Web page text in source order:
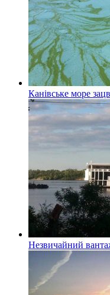
Канівське море
Незвичайний